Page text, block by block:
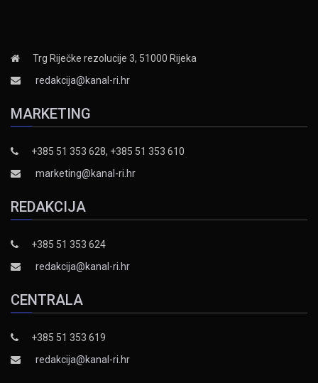
Trg Riječke rezolucije 3, 51000 Rijeka
redakcija@kanal-ri.hr
MARKETING
+385 51 353 628, +385 51 353 610
marketing@kanal-ri.hr
REDAKCIJA
+385 51 353 624
redakcija@kanal-ri.hr
CENTRALA
+385 51 353 619
redakcija@kanal-ri.hr